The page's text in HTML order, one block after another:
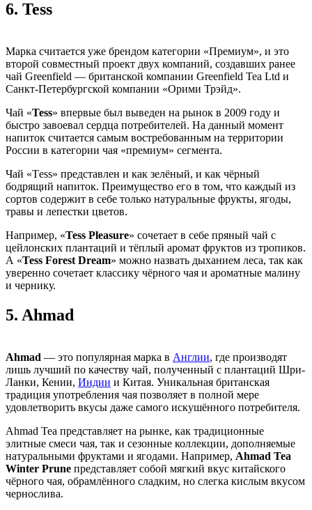
6. Tess
Марка считается уже брендом категории «Премиум», и это
второй совместный проект двух компаний, создавших ранее
чай Greenfield — британской компании Greenfield Tea Ltd и
Санкт-Петербургской компании «Орими Трэйд».
Чай «Tess» впервые был выведен на рынок в 2009 году и
быстро завоевал сердца потребителей. На данный момент
напиток считается самым востребованным на территории
России в категории чая «премиум» сегмента.
Чай «Тess» представлен и как зелёный, и как чёрный
бодрящий напиток. Преимущество его в том, что каждый из
сортов содержит в себе только натуральные фрукты, ягоды,
травы и лепестки цветов.
Например, «Tess Pleasure» сочетает в себе пряный чай с
цейлонских плантаций и тёплый аромат фруктов из тропиков.
А «Tess Forest Dream» можно назвать дыханием леса, так как
уверенно сочетает классику чёрного чая и ароматные малину
и чернику.
5. Ahmad
Ahmad — это популярная марка в Англии, где производят
лишь лучший по качеству чай, полученный с плантаций Шри-
Ланки, Кении, Индии и Китая. Уникальная британская
традиция употребления чая позволяет в полной мере
удовлетворить вкусы даже самого искушённого потребителя.
Ahmad Tea представляет на рынке, как традиционные
элитные смеси чая, так и сезонные коллекции, дополняемые
натуральными фруктами и ягодами. Например, Ahmad Tea
Winter Prune представляет собой мягкий вкус китайского
чёрного чая, обрамлённого сладким, но слегка кислым вкусом
чернослива.